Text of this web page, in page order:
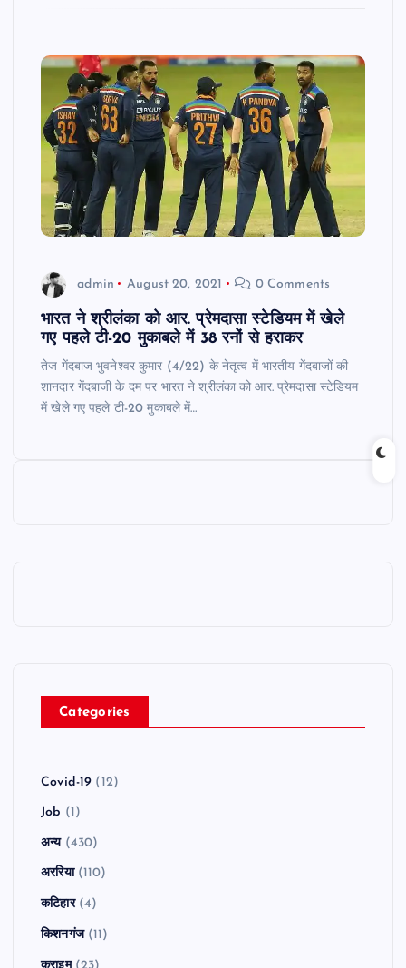
admin August 20, 2021 0 Comments
भारत ने श्रीलंका को आर. प्रेमदासा स्टेडियम में खेले
गए पहले टी-20 मुकाबले में 38 रनों से हराकर
तेज गेंदबाज भुवनेश्वर कुमार (4/22) के नेतृत्व में भारतीय गेंदबाजों की
शानदार गेंदबाजी के दम पर भारत ने श्रीलंका को आर. प्रेमदासा स्टेडियम
में खेले गए पहले टी-20 मुकाबले में…
Categories
Covid-19 (12)
Job (1)
अन्य(430)
अररिया(110)
कटिहार(4)
किशनगंज(11)